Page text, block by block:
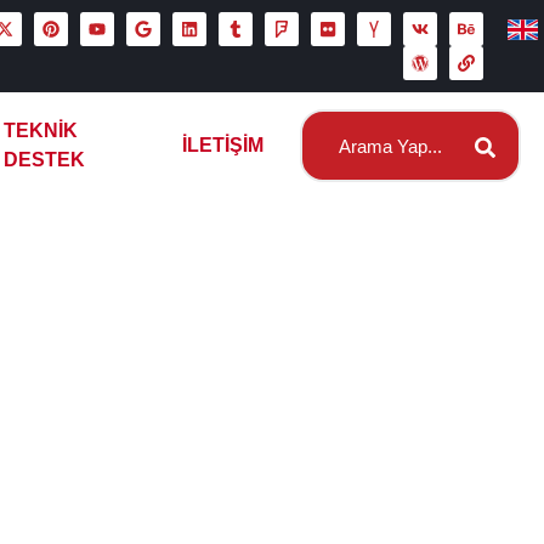
TEKNIK
DESTEK
İLETIŞIM